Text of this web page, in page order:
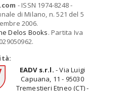
- ISSN 1974-8248 -
di Milano, n. 521 del 5
2006.
Delos Books. Partita Iva
EADV s.r.l. - Via Luigi
Capuana, 11 - 95030
Tremestieri Etneo (CT) -